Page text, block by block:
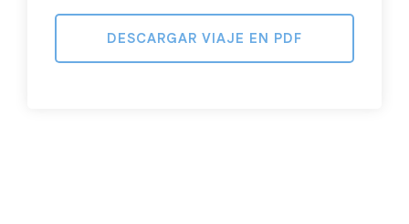
DESCARGAR VIAJE EN PDF